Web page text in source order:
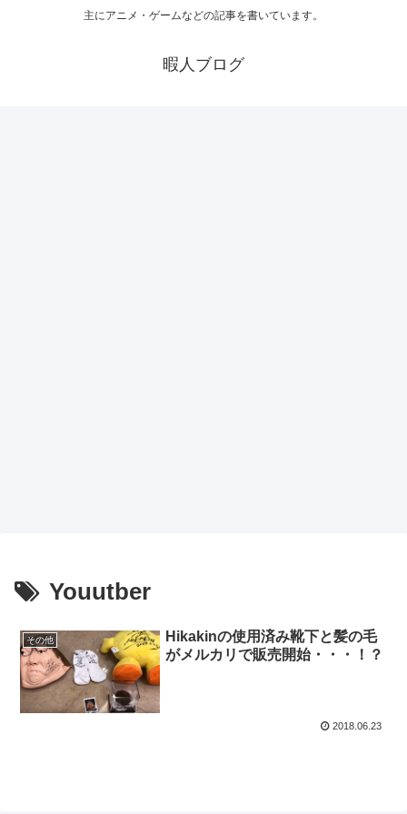
主にアニメ・ゲームなどの記事を書いています。
暇人ブログ
Youutber
その他
Hikakinの使用済み靴下と髪の毛
がメルカリで販売開始・・・！？
2018.06.23